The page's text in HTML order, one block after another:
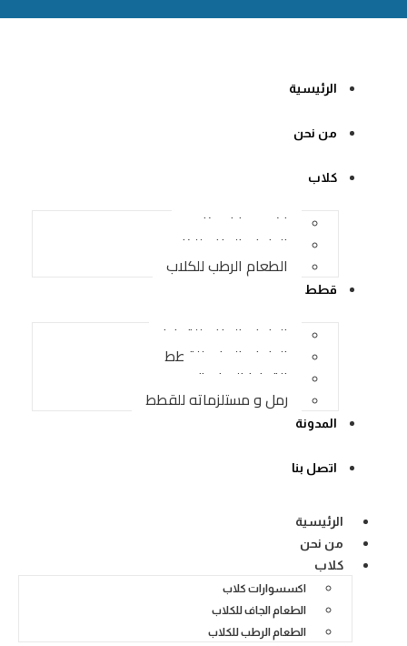
الرئيسية
من نحن
كلاب
اكسسوارات كلاب
الطعام الجاف للكلاب
الطعام الرطب للكلاب
قطط
الطعام الجاف للقطط
الطعام الرطب للقطط
القطط الصغيرة
رمل و مستلزماته للقطط
المدونة
اتصل بنا
الرئيسية
من نحن
كلاب
اكسسوارات كلاب
الطعام الجاف للكلاب
الطعام الرطب للكلاب